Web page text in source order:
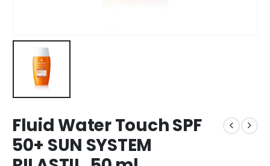
Fluid Water Touch SPF
50+ SUN SYSTEM